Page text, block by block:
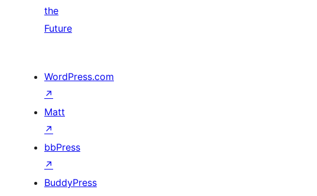
the
Future
WordPress.com
↗
Matt
↗
bbPress
↗
BuddyPress